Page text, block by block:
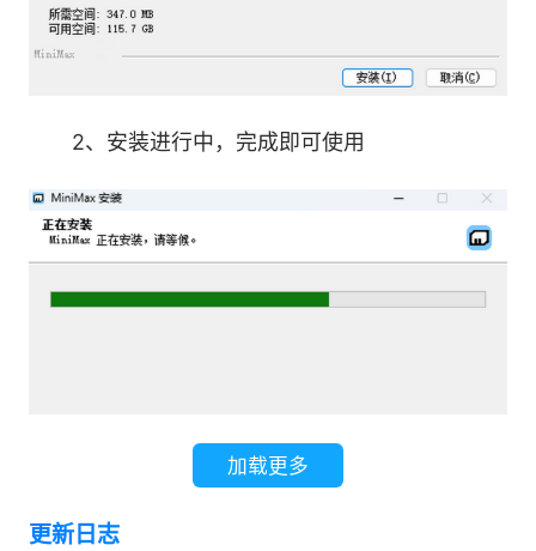
创建稳定且视觉效果出众的全栈应用程序，覆
6.代码编写与调试
您的智能编程伙伴，助您高效完成代码编写与
测试。
2、安装进行中，完成即可使用
加载更多
更新日志